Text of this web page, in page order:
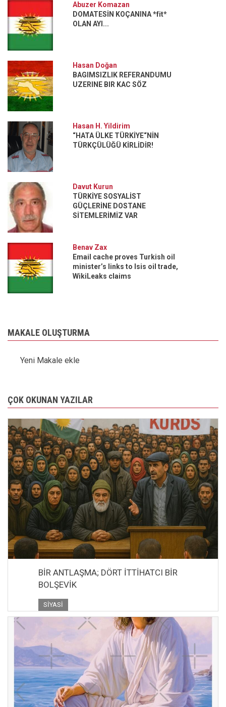
Abuzer Komazan
DOMATESİN KOÇANINA *fit*
OLAN AYI...
Hasan Doğan
BAGIMSIZLIK REFERANDUMU
UZERINE BIR KAC SÖZ
Hasan H. Yildirim
“HATA ÜLKE TÜRKİYE“NİN
TÜRKÇÜLÜĞÜ KİRLİDİR!
Davut Kurun
TÜRKİYE SOSYALİST
GÜÇLERİNE DOSTANE
SİTEMLERİMİZ VAR
Benav Zax
Email cache proves Turkish oil
minister’s links to Isis oil trade,
WikiLeaks claims
MAKALE OLUŞTURMA
Yeni Makale ekle
ÇOK OKUNAN YAZILAR
BİR ANTLAŞMA; DÖRT İTTİHATCI BİR
BOLŞEVİK
SIYASI